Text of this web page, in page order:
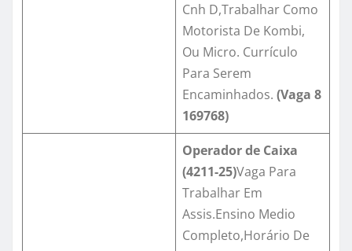
Cnh D,Trabalhar Como
Motorista De Kombi,
Ou Micro. Currículo
Para Serem
Encaminhados. (Vaga 8
169768)
Operador de Caixa
(4211-25)Vaga Para
Trabalhar Em
Assis.Ensino Medio
Completo,Horário De